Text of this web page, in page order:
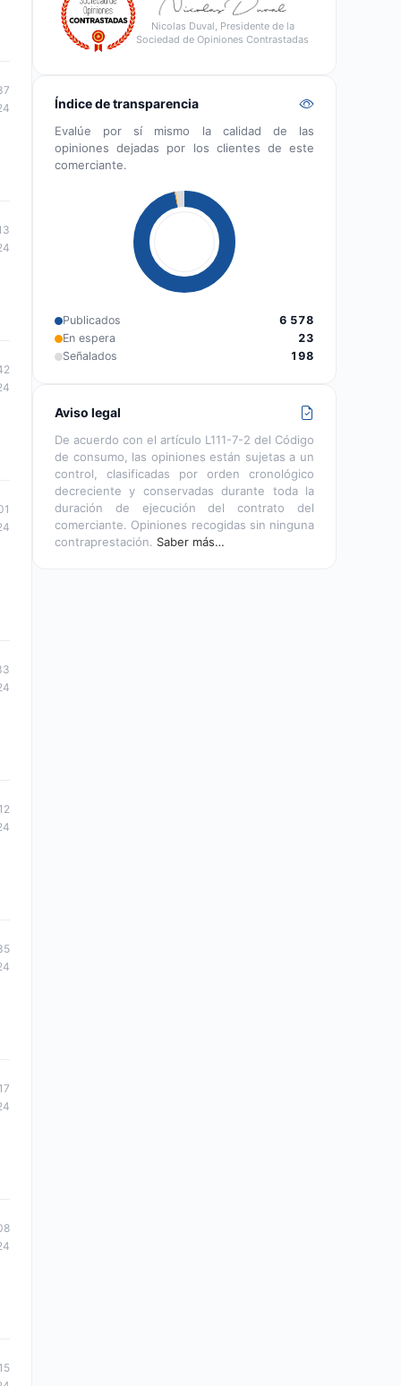
Nicolas Duval, Presidente de la
Sociedad de Opiniones Contrastadas
Índice de transparencia
Evalúe por sí mismo la calidad de las
opiniones dejadas por los clientes de este
comerciante.
Publicados
6 578
En espera
23
Señalados
198
Aviso legal
De acuerdo con el artículo L111-7-2 del Código
de consumo, las opiniones están sujetas a un
control, clasificadas por orden cronológico
decreciente y conservadas durante toda la
duración de ejecución del contrato del
comerciante. Opiniones recogidas sin ninguna
contraprestación. Saber más…